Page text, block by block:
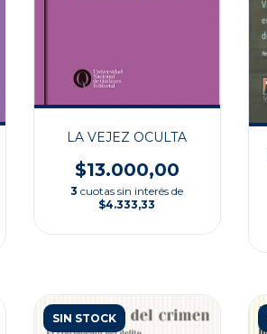
LA VEJEZ OCULTA
$13.000,00
3 cuotas sin interés de
$4.333,33
SIN STOCK